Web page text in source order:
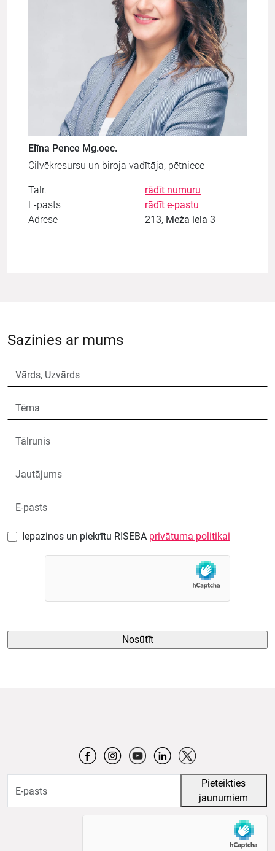
Elīna Pence Mg.oec.
Cilvēkresursu un biroja vadītāja, pētniece
Tālr.
rādīt numuru
E-pasts
rādīt e-pastu
Adrese
213, Meža iela 3
Sazinies ar mums
Iepazinos un piekrītu RISEBA privātuma politikai